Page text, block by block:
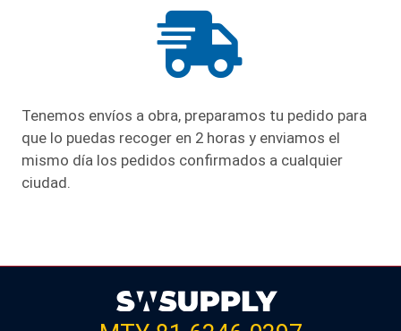
Tenemos envíos a obra, preparamos tu pedido para
que lo puedas recoger en 2 horas y enviamos el
mismo día los pedidos confirmados a cualquier
ciudad.